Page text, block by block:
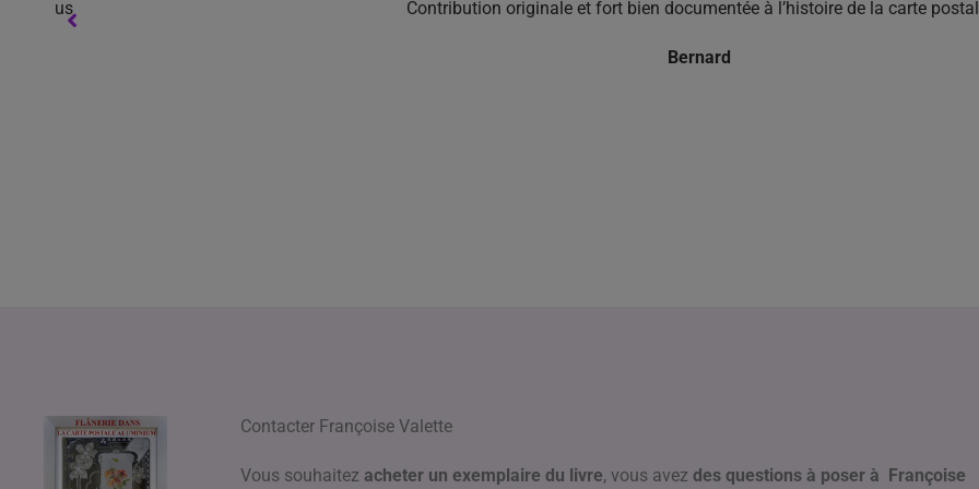
J’ai pu admirer plusieurs présentations en compétition officielle, des cartes de Françoise avec la grâce et la
suite logique ou plutôt l’aboutissement d’une superbe collection…. Et encore juste un petit choix d’où ressort
Contacter Françoise Valette
Vous souhaitez acheter un exemplaire du livre, vous avez des questions à poser à Françoise